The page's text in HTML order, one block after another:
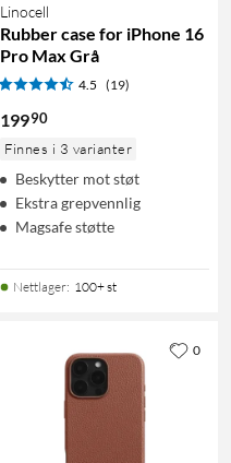
Linocell
Rubber case for iPhone 16
Pro Max Grå
4.5 (19)
19990
Finnes i 3 varianter
Beskytter mot støt
Ekstra grepvennlig
Magsafe støtte
Nettlager: 100+ st
0